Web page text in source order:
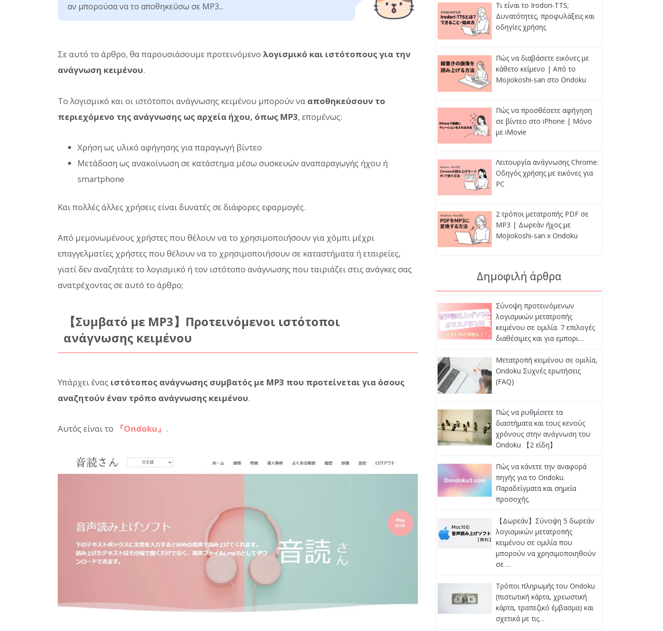
αν μπορούσα να το αποθηκεύσω σε MP3...
Σε αυτό το άρθρο, θα παρουσιάσουμε προτεινόμενο λογισμικό και ιστότοπους για την
ανάγνωση κειμένου.
Το λογισμικό και οι ιστότοποι ανάγνωσης κειμένου μπορούν να αποθηκεύσουν το
περιεχόμενο της ανάγνωσης ως αρχεία ήχου, όπως MP3, επομένως:
Χρήση ως υλικό αφήγησης για παραγωγή βίντεο
Μετάδοση ως ανακοίνωση σε κατάστημα μέσω συσκευών αναπαραγωγής ήχου ή
smartphone
Και πολλές άλλες χρήσεις είναι δυνατές σε διάφορες εφαρμογές.
Από μεμονωμένους χρήστες που θέλουν να το χρησιμοποιήσουν για χόμπι μέχρι
επαγγελματίες χρήστες που θέλουν να το χρησιμοποιήσουν σε καταστήματα ή εταιρείες,
γιατί δεν αναζητάτε το λογισμικό ή τον ιστότοπο ανάγνωσης που ταιριάζει στις ανάγκες σας
ανατρέχοντας σε αυτό το άρθρο;
【Συμβατό με MP3】Προτεινόμενοι ιστότοποι
ανάγνωσης κειμένου
Υπάρχει ένας ιστότοπος ανάγνωσης συμβατός με MP3 που προτείνεται για όσους
αναζητούν έναν τρόπο ανάγνωσης κειμένου.
Αυτός είναι το 『Ondoku』 .
Τι είναι το Irodori-TTS;
Δυνατότητες, προφυλάξεις και
οδηγίες χρήσης
Πώς να διαβάσετε εικόνες με
κάθετο κείμενο | Από το
Mojiokoshi-san στο Ondoku
Πώς να προσθέσετε αφήγηση
σε βίντεο στο iPhone | Μόνο
με iMovie
Λειτουργία ανάγνωσης Chrome:
Οδηγός χρήσης με εικόνες για
PC
2 τρόποι μετατροπής PDF σε
MP3 | Δωρεάν ήχος με
Mojiokoshi-san x Ondoku
Δημοφιλή άρθρα
Σύνοψη προτεινόμενων
λογισμικών μετατροπής
κειμένου σε ομιλία. 7 επιλογές
διαθέσιμες και για εμπορι…
Μετατροπή κειμένου σε ομιλία,
Ondoku Συχνές ερωτήσεις
(FAQ)
Πώς να ρυθμίσετε τα
διαστήματα και τους κενούς
χρόνους στην ανάγνωση του
Ondoku 【2 είδη】
Πώς να κάνετε την αναφορά
πηγής για το Ondoku.
Παραδείγματα και σημεία
προσοχής.
【Δωρεάν】Σύνοψη 5 δωρεάν
λογισμικών μετατροπής
κειμένου σε ομιλία που
μπορούν να χρησιμοποιηθούν
σε …
Τρόποι πληρωμής του Ondoku
(πιστωτική κάρτα, χρεωστική
κάρτα, τραπεζικό έμβασμα) και
σχετικά με τις…